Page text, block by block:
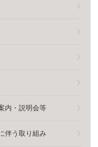
内・説明会等
伴う取り組み